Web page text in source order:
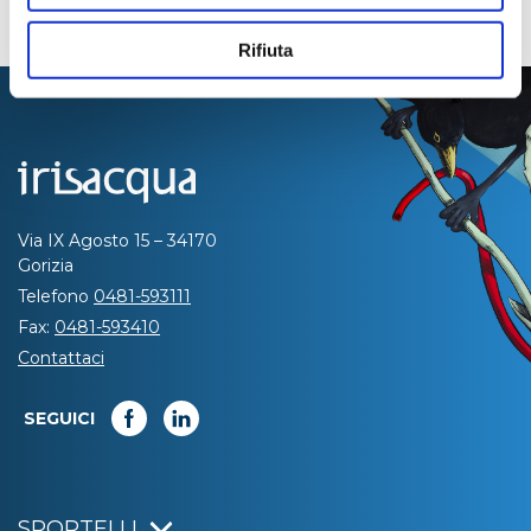
Rifiuta
Via IX Agosto 15 – 34170
Gorizia
Telefono 0481-593111
Fax: 0481-593410
Contattaci
SEGUICI